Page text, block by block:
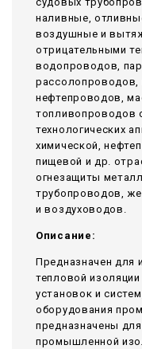
наливные,
воздушные и
отрицательными
водопроводов,
рассолопроводов,
нефтепроводов,
топливопроводов
технологических
химической,
пищевой и др.
огнезащиты
трубопроводов,
и воздуховодов.
Описание:
Предназначен для
тепловой
установок и
оборудования
предназначены
промышленной